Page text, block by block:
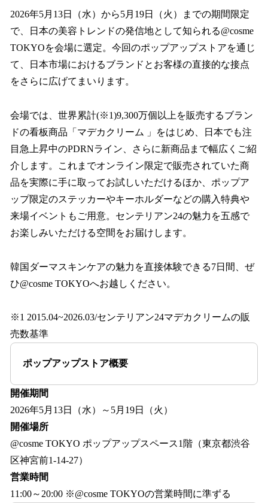
2026年5月13日（水）から5月19日（火）までの期間限定
で、日本の美容トレンドの発信地として知られる@cosme
TOKYOを会場に選定。今回のポップアップストアを通じ
て、日本市場におけるブランドとお客様の直接的な接点
をさらに広げてまいります。
会場では、世界累計(※1)9,300万個以上を販売するブラン
ドの看板商品「マデカクリーム 」をはじめ、日本でも注
目急上昇中のPDRNライン、さらに新商品まで幅広くご紹
介します。これまでオンライン限定で販売されていた商
品を実際に手に取ってお試しいただけるほか、ポップア
ップ限定のステッカーやキーホルダーなどの購入特典や
来場イベントもご用意。センテリアン24の魅力を五感で
お楽しみいただける空間をお届けします。
韓国ダーマスキンケアの魅力を直接体験できる7日間、ぜ
ひ@cosme TOKYOへお越しください。
※1 2015.04~2026.03/センテリアン24マデカクリームの販
売数基準
ポップアップストア概要
開催期間
2026年5月13日（水）～5月19日（火）
開催場所
@cosme TOKYO ポップアップスペース1階（東京都渋谷
区神宮前1-14-27）
営業時間
11:00～20:00 ※@cosme TOKYOの営業時間に準ずる